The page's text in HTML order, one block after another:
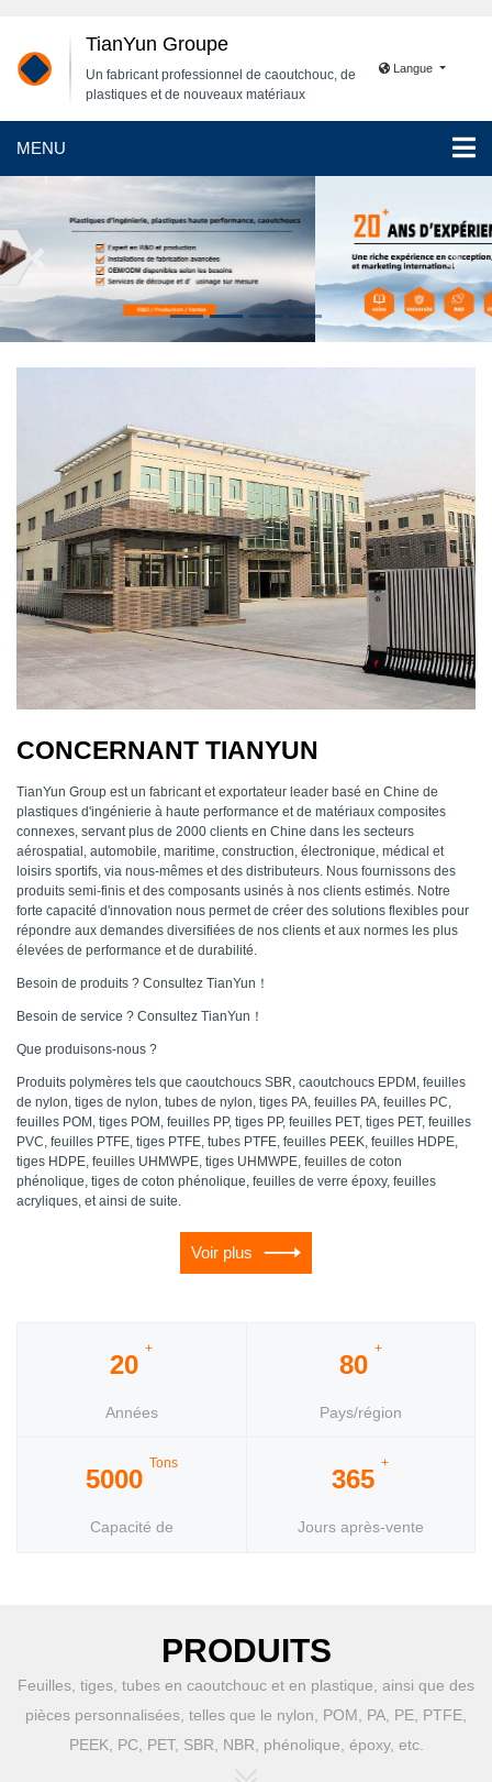
TianYun Groupe
Un fabricant professionnel de caoutchouc, de
plastiques et de nouveaux matériaux
Langue
MENU
Next
CONCERNANT TIANYUN
TianYun Group est un fabricant et exportateur leader basé en Chine de
plastiques d'ingénierie à haute performance et de matériaux composites
connexes, servant plus de 2000 clients en Chine dans les secteurs
aérospatial, automobile, maritime, construction, électronique, médical et
loisirs sportifs, via nous-mêmes et des distributeurs. Nous fournissons des
produits semi-finis et des composants usinés à nos clients estimés. Notre
forte capacité d'innovation nous permet de créer des solutions flexibles pour
répondre aux demandes diversifiées de nos clients et aux normes les plus
élevées de performance et de durabilité.
Besoin de produits ? Consultez TianYun！
Besoin de service ? Consultez TianYun！
Que produisons-nous ?
Produits polymères tels que caoutchoucs SBR, caoutchoucs EPDM, feuilles
de nylon, tiges de nylon, tubes de nylon, tiges PA, feuilles PA, feuilles PC,
feuilles POM, tiges POM, feuilles PP, tiges PP, feuilles PET, tiges PET, feuilles
PVC, feuilles PTFE, tiges PTFE, tubes PTFE, feuilles PEEK, feuilles HDPE,
tiges HDPE, feuilles UHMWPE, tiges UHMWPE, feuilles de coton
phénolique, tiges de coton phénolique, feuilles de verre époxy, feuilles
acryliques, et ainsi de suite.
Voir plus
20
+
Années
80
+
Pays/région
5000
Tons
Capacité de
365
+
Jours après-vente
PRODUITS
Feuilles, tiges, tubes en caoutchouc et en plastique, ainsi que des
pièces personnalisées, telles que le nylon, POM, PA, PE, PTFE,
PEEK, PC, PET, SBR, NBR, phénolique, époxy, etc.